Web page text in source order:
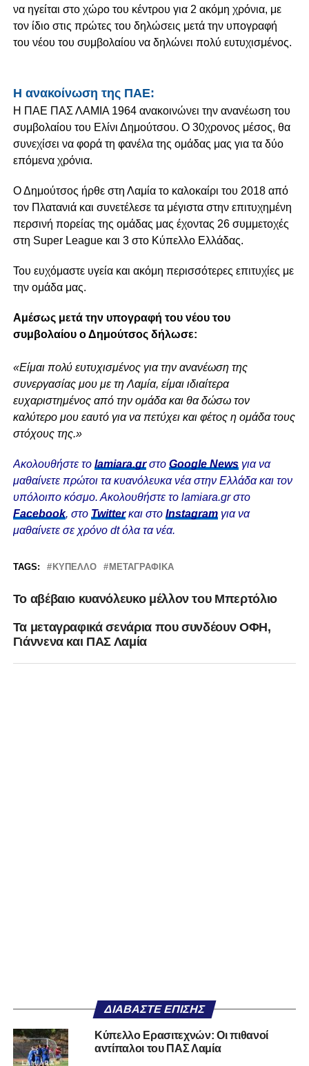
να ηγείται στο χώρο του κέντρου για 2 ακόμη χρόνια, με
τον ίδιο στις πρώτες του δηλώσεις μετά την υπογραφή
του νέου του συμβολαίου να δηλώνει πολύ ευτυχισμένος.
Η ανακοίνωση της ΠΑΕ:
Η ΠΑΕ ΠΑΣ ΛΑΜΙΑ 1964 ανακοινώνει την ανανέωση του
συμβολαίου του Ελίνι Δημούτσου. Ο 30χρονος μέσος, θα
συνεχίσει να φορά τη φανέλα της ομάδας μας για τα δύο
επόμενα χρόνια.
Ο Δημούτσος ήρθε στη Λαμία το καλοκαίρι του 2018 από
τον Πλατανιά και συνετέλεσε τα μέγιστα στην επιτυχημένη
περσινή πορείας της ομάδας μας έχοντας 26 συμμετοχές
στη Super League και 3 στο Κύπελλο Ελλάδας.
Του ευχόμαστε υγεία και ακόμη περισσότερες επιτυχίες με
την ομάδα μας.
Αμέσως μετά την υπογραφή του νέου του
συμβολαίου ο Δημούτσος δήλωσε:
«Είμαι πολύ ευτυχισμένος για την ανανέωση της
συνεργασίας μου με τη Λαμία, είμαι ιδιαίτερα
ευχαριστημένος από την ομάδα και θα δώσω τον
καλύτερο μου εαυτό για να πετύχει και φέτος η ομάδα τους
στόχους της.»
Ακολουθήστε το lamiara.grστο Google Newsγια να
μαθαίνετε πρώτοι τα κυανόλευκα νέα στην Ελλάδα και τον
υπόλοιπο κόσμο. Ακολουθήστε το lamiara.gr στο
Facebook, στο Twitterκαι στο Instagram για να
μαθαίνετε σε χρόνο dt όλα τα νέα.
TAGS: ΚΎΠΕΛΛΟ ΜΕΤΑΓΡΑΦΙΚΆ
Το αβέβαιο κυανόλευκο μέλλον του Μπερτόλιο
Τα μεταγραφικά σενάρια που συνδέουν ΟΦΗ,
Γιάννενα και ΠΑΣ Λαμία
ΔΙΑΒΆΣΤΕ ΕΠΊΣΗΣ
Κύπελλο Ερασιτεχνών: Οι πιθανοί
αντίπαλοι του ΠΑΣ Λαμία